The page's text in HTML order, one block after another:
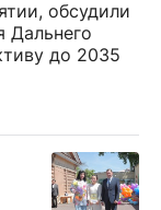
обсудили
Дальнего
до 2035